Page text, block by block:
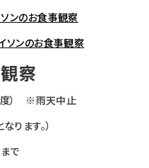
ソンのお食事観察
ソンのお食事観察
察
度） ※雨天中止
ります。）
で